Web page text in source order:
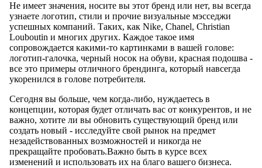
Не имеет значения, носите вы этот бренд или нет, вы всегда
узнаете логотип, стили и прочие визуальные мэсседжи
успешных компаний. Таких, как Nike, Chanel, Christian
Louboutin и многих других. Каждое такое имя
сопровождается какими-то картинками в вашей голове:
логотип-галочка, черный носок на обуви, красная подошва -
все это примеры отличного брендинга, который навсегда
укоренился в голове потребителя.
Сегодня вы больше, чем когда-либо, нуждаетесь в
концепции, которая будет отличать вас от конкурентов, и не
важно, хотите ли вы обновить существующий бренд или
создать новый - исследуйте свой рынок на предмет
незадействованных возможностей и никогда не
прекращайте пробовать.Важно быть в курсе всех
изменений и использовать их на благо вашего бизнеса.